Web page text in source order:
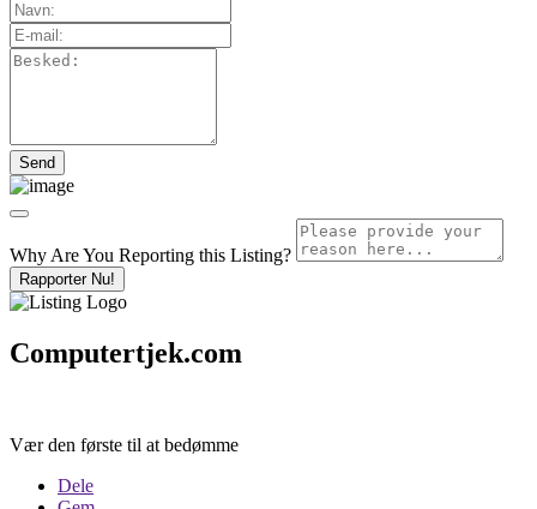
Why Are You Reporting this Listing?
Rapporter Nu!
Computertjek.com
Vær den første til at bedømme
Dele